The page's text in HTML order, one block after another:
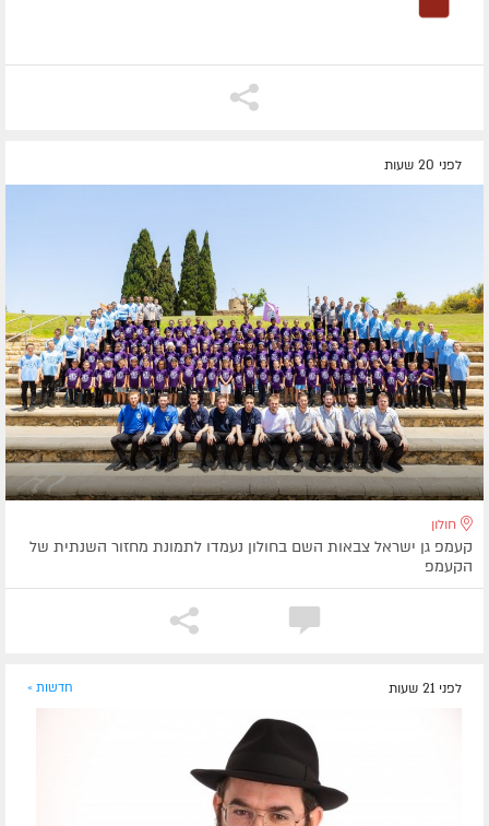
לפני 20 שעות
חולון
קעמפ גן ישראל צבאות השם בחולון נעמדו לתמונת מחזור השנתית של
הקעמפ
לפני 21 שעות חדשות »